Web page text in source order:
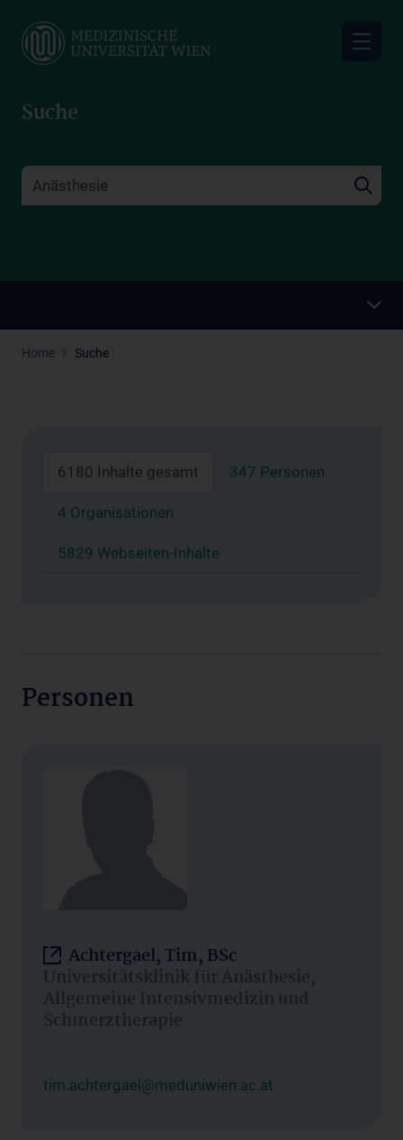
main
Suche
Home Suche
6180 Inhalte gesamt 347 Personen
4 Organisationen
5829 Webseiten-Inhalte
Personen
Achtergael, Tim, BSc
Universitätsklinik für Anästhesie,
Allgemeine Intensivmedizin und
Schmerztherapie
tim.achtergael@meduniwien.ac.at